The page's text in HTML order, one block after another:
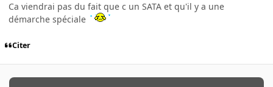
Ca viendrai pas du fait que c un SATA et qu'il y a une
démarche spéciale
Citer